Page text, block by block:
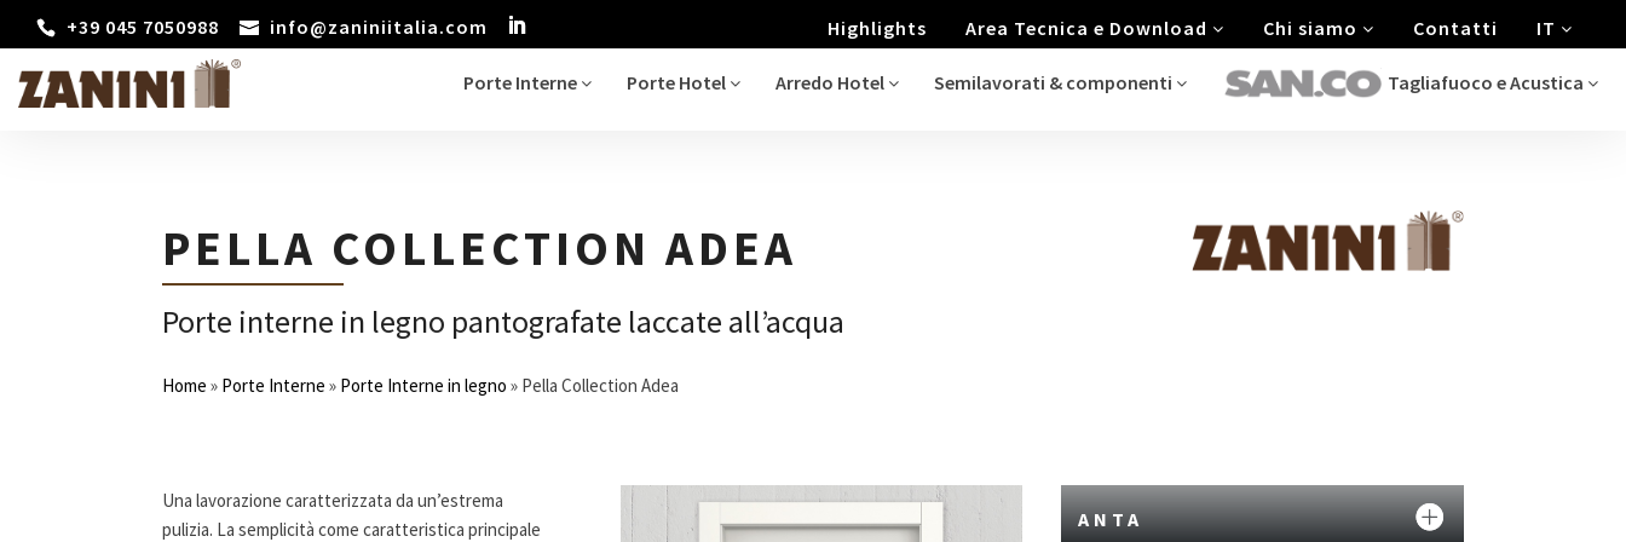
+39 045 7050988 info@zaniniitalia.com Highlights Area Tecnica e Download Chi siamo Contatti IT
Porte Interne Porte Hotel Arredo Hotel Semilavorati & componenti Tagliafuoco e Acustica
PELLA COLLECTION ADEA
Porte interne in legno pantografate laccate all’acqua
Home » Porte Interne » Porte Interne in legno » Pella Collection Adea
Una lavorazione caratterizzata da un’estrema
pulizia. La semplicità come caratteristica principale
ANTA